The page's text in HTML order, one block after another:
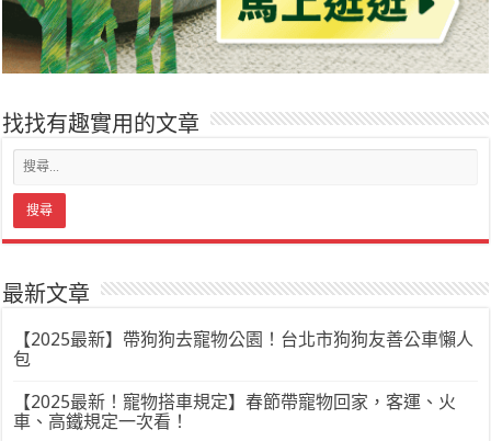
找找有趣實用的文章
最新文章
【2025最新】帶狗狗去寵物公園！台北市狗狗友善公車懶人
包
【2025最新！寵物搭車規定】春節帶寵物回家，客運、火
車、高鐵規定一次看！